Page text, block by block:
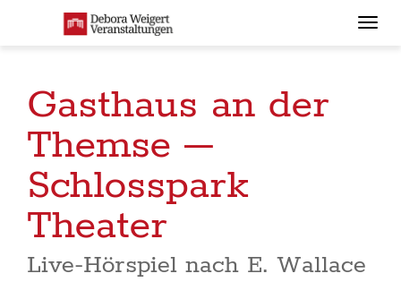
Gasthaus an der
Themse –
Schlosspark
Theater
Live-Hörspiel nach E. Wallace